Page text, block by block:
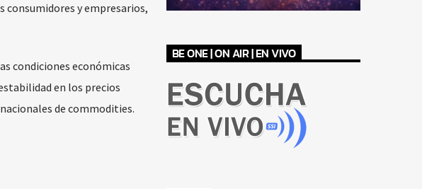
consumidores y empresarios,
condiciones económicas
en los precios
de commodities.
BE ONE | ON AIR | EN VIVO